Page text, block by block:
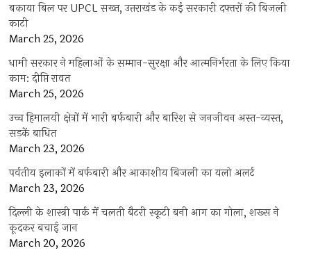
बकाया बिल पर UPCL सख्त, उत्तराखंड के कई सरकारी दफ्तरों की बिजली
काटी
March 25, 2026
धामी सरकार ने महिलाओं के सम्मान-सुरक्षा और आत्मनिर्भरता के लिए किया
काम: दीप्ति रावत
March 25, 2026
उच्च हिमालयी क्षेत्रों में भारी बर्फबारी और बारिश से जनजीवन अस्त-व्यस्त,
सड़कें बाधित
March 23, 2026
पर्वतीय इलाकों में बर्फबारी और आकाशीय बिजली का यलो अलर्ट
March 23, 2026
दिल्ली के शास्त्री पार्क में चलती बैटरी स्कूटी बनी आग का गोला, शख्स ने
कूदकर बचाई जान
March 20, 2026